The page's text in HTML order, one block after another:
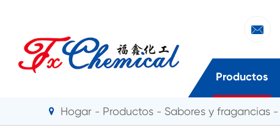

Productos
Hogar Productos Sabores y fragancias